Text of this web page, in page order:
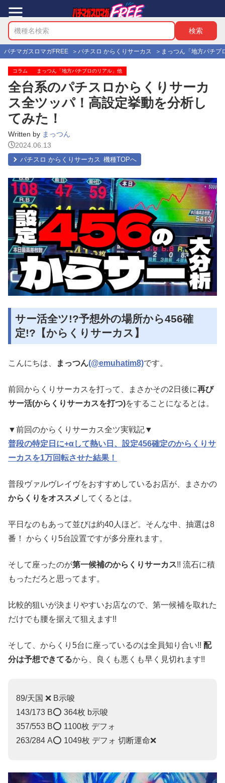
パチマガスロマガFREE パチスロ からくりサーカス まっつん「地方パチプ
コラム まっつん「地方パチプロのリアル」他
全台系のパチスロからくりサーカ
ス全ツッパ！高設定挙動を分析し
てみた！
Written by まっつん
2024.06.13
パチスロ からくりサーカス
サー活全ツ!?予想外の場所から456確
定!?【からくりサーカス】
こんにちは、 まっつん(@emuhatim8)です。
前回からくりサーカスを打って、まさかその2日後に再び
サー活(からくりサーカスを打つ)をすることになるとは。
▼前回のからくりサーカス全ツ実戦記▼
普段の特定日に+αして熱い日、設定456確定のからくりサ
ーカスを1万回転させた結果！
普段ヴァルヴレイヴをおすすめしているお店が、まさかの
からくりをオススメ してくるとは。
平日なのもあって並びは約40人ほど。そんな中、抽選は8
番！ からくり5台設置ですが多分座れます。
そして座ったのが第一候補のからくりサーカス!! 流石に積
もっただろと思ってます。
比較的狙いが決まりやすいお店なので、第一候補を取れた
だけでも腰を据えて狙えます!!
そして、からくり5台に座っているのは全員知り合い!! 配
分は予想できてるから、良くも悪くも早く見切れます!!
89/天国 ❌ B示唆
143/173 B⭕️ 364枚 b示唆
357/553 B⭕️ 1100枚 デフォ
263/284 A⭕️ 1049枚 デフォ 切断運命❌